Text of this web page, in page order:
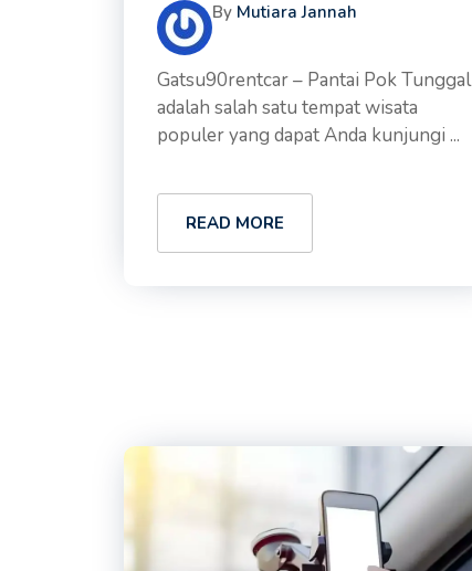
By Mutiara Jannah
Gatsu90rentcar – Pantai Pok Tunggal
adalah salah satu tempat wisata
populer yang dapat Anda kunjungi ...
READ MORE